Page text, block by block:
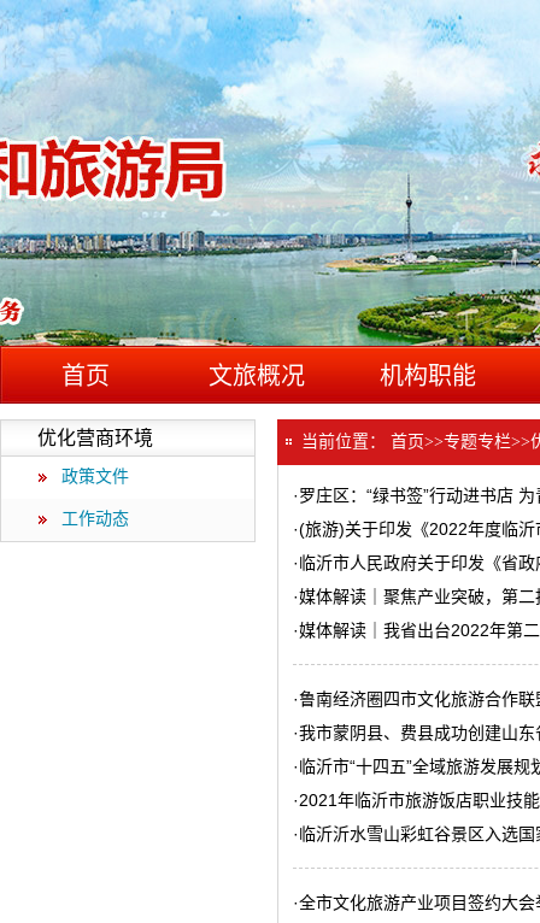
首页 文旅概况 机构职能
优化营商环境
政策文件
工作动态
当前位置： 首页>>专题专栏>>
·罗庄区：“绿书签”行动进书店
·(旅游)关于印发《2022年度临
·临沂市人民政府关于印发《省
·媒体解读｜聚焦产业突破，第
·媒体解读｜我省出台2022年第
·鲁南经济圈四市文化旅游合作
·我市蒙阴县、费县成功创建山
·临沂市“十四五”全域旅游发展规
·2021年临沂市旅游饭店职业技
·临沂沂水雪山彩虹谷景区入选
·全市文化旅游产业项目签约大会